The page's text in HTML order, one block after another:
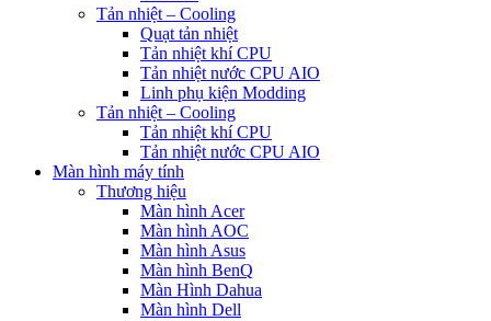
Tản nhiệt – Cooling
Quạt tản nhiệt
Tản nhiệt khí CPU
Tản nhiệt nước CPU AIO
Linh phụ kiện Modding
Tản nhiệt – Cooling
Tản nhiệt khí CPU
Tản nhiệt nước CPU AIO
Màn hình máy tính
Thương hiệu
Màn hình Acer
Màn hình AOC
Màn hình Asus
Màn hình BenQ
Màn Hình Dahua
Màn hình Dell